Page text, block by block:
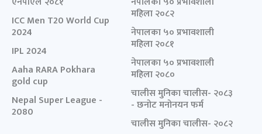
ICC Men T20 World Cup
2024
IPL 2024
Aaha RARA Pokhara
gold cup
Nepal Super League -
2080
महिला २०८२
नेपालका ५० प्रभावशाली
महिला २०८१
नेपालका ५० प्रभावशाली
महिला २०८०
चालीस मुनिका चालीस- २०८३
- छनोट मनोनयन फर्म
चालीस मुनिका चालीस- २०८२